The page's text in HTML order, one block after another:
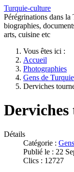
Turquie-culture
Pérégrinations dans la
biographies,
arts, cuisine etc
Vous êtes ici :
Accueil
Photographies
Gens de Turquie
Derviches
Détails
Catégorie :
Publié le : 22
Clics : 12727